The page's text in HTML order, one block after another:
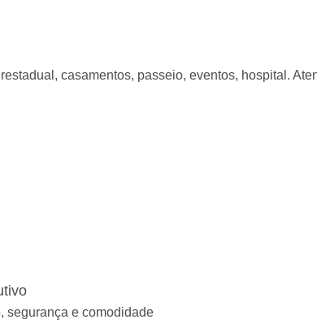
casamentos, passeio, eventos, hospital.
segurança e comodidade